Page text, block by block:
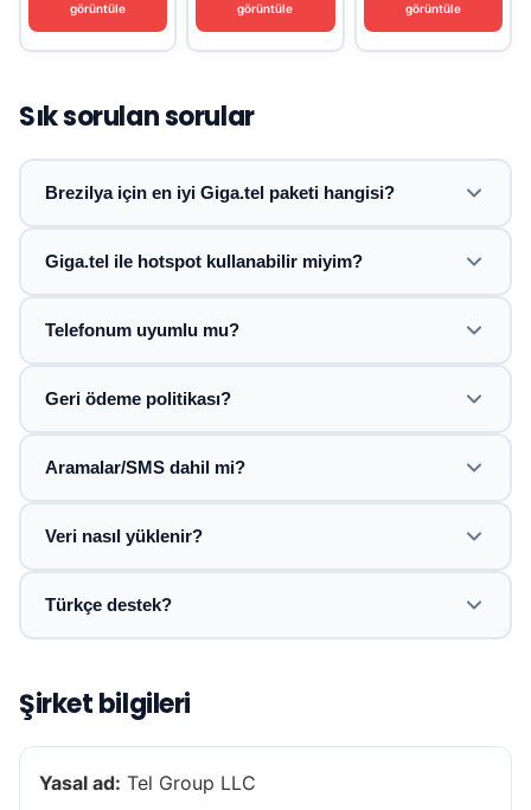
görüntüle görüntüle görüntüle
Sık sorulan sorular
Brezilya için en iyi Giga.tel paketi hangisi?
Giga.tel ile hotspot kullanabilir miyim?
Telefonum uyumlu mu?
Geri ödeme politikası?
Aramalar/SMS dahil mi?
Veri nasıl yüklenir?
Türkçe destek?
Şirket bilgileri
Yasal ad: Tel Group LLC